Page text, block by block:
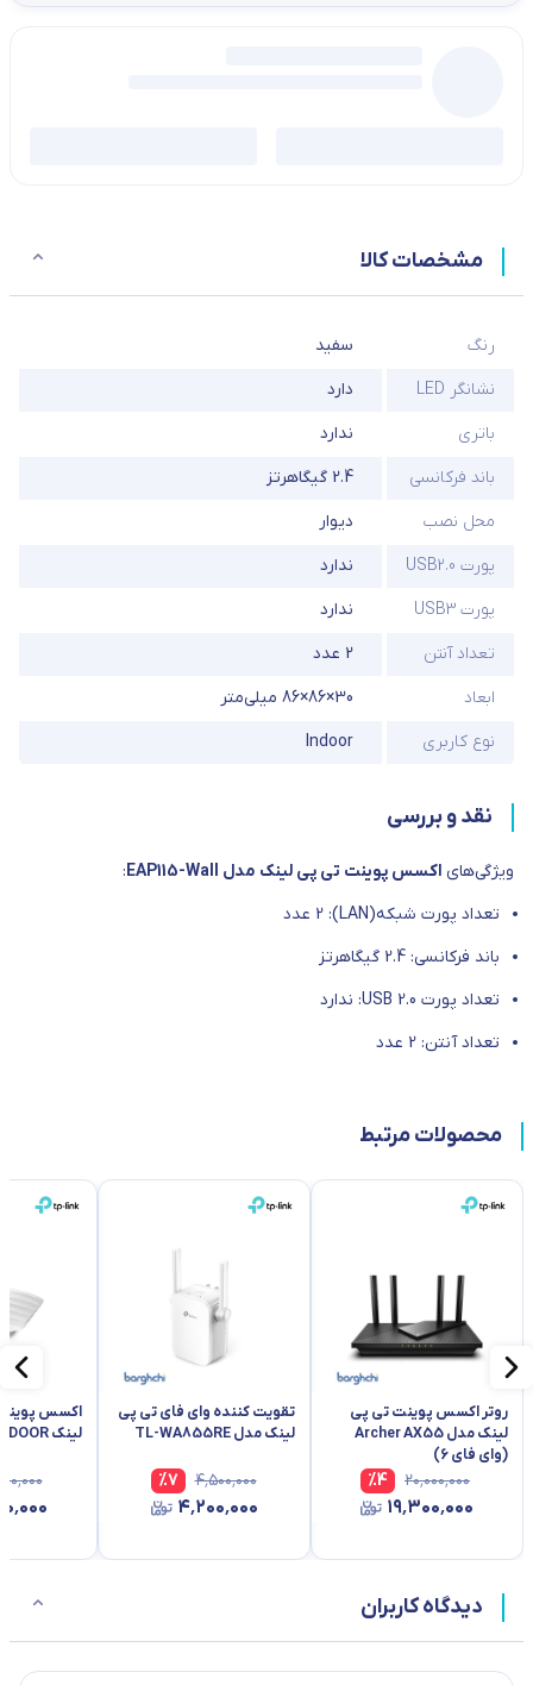
مشخصات کالا
رنگ
سفید
نشانگر LED
دارد
باتری
ندارد
باند فرکانسی
2.4 گیگاهرتز
محل نصب
دیوار
پورت USB2.0
ندارد
پورت USB3
ندارد
تعداد آنتن
2 عدد
ابعاد
30×86×86 میلی‌متر
نوع کاربری
Indoor
نقد و بررسی
ویژگی‌های اکسس پوینت تی پی لینک مدل EAP115-Wall
:
تعداد پورت شبکه(LAN): 2 عدد
باند فرکانسی: 2.4 گیگاهرتز
تعداد پورت USB 2.0: ندارد
تعداد آنتن: 2 عدد
محصولات مرتبط
روتر اکسس پوینت تی پی
لینک مدل Archer AX55
(وای فای 6)
۲۰٬۰۰۰٬۰۰۰ %4
۱۹٬۳۰۰٬۰۰۰
تقویت کننده وای فای تی پی
لینک مدل TL-WA855RE
۴٬۵۰۰٬۰۰۰ %7
۴٬۲۰۰٬۰۰۰
اکسس
لینک EAP245 INDOOR
دیدگاه کاربران